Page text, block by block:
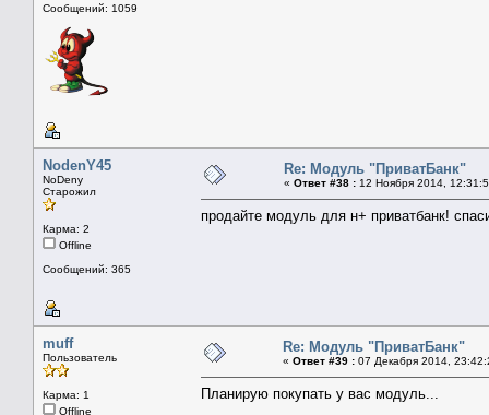
Сообщений: 1059
NodenY45
NoDeny
Старожил
Карма: 2
Offline
Сообщений: 365
Re: Модуль "ПриватБанк"
« Ответ #38 : 12 Ноября 2014,
продайте модуль для н+ приватбанк!
muff
Пользователь
Карма: 1
Offline
Re: Модуль "ПриватБанк"
« Ответ #39 : 07 Декабря 2014,
Планирую покупать у вас модуль...